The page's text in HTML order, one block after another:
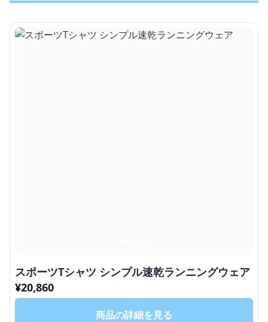
スポーツTシャツ シンプル速乾ランニングウェア
¥20,860
商品の詳細を見る